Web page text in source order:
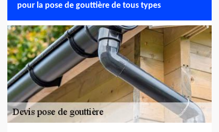
pour la pose de gouttière de tous types